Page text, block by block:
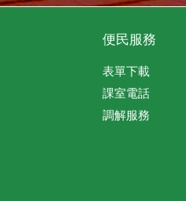
便民服務
表單下載
課室電話
調解服務